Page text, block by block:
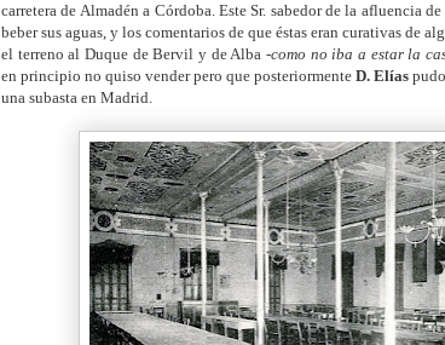
carretera de Almadén a Córdoba. Este Sr. sabedor de la afluencia
beber sus aguas, y los comentarios de que éstas eran curativas de
el terreno al Duque de Bervil y de Alba -como no iba a estar la
en principio no quiso vender pero que posteriormente D. Elías
una subasta en Madrid.